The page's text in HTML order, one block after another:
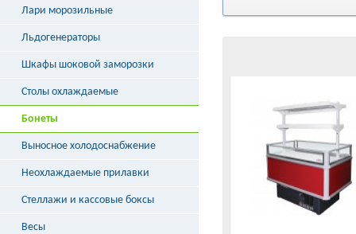
Лари морозильные
Льдогенераторы
Шкафы шоковой заморозки
Столы охлаждаемые
Бонеты
Выносное холодоснабжение
Неохлаждаемые прилавки
Стеллажи и кассовые боксы
Весы